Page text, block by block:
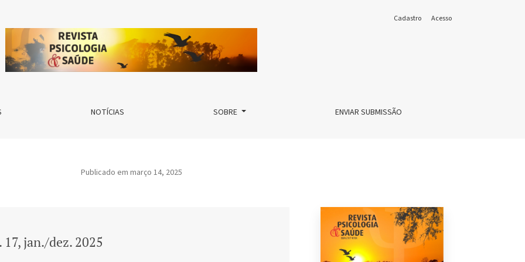
NOTÍCIAS SOBRE ENVIAR SUBMISSÃO
Cadastro Acesso
Publicado em março 14, 2025
17, jan./dez. 2025